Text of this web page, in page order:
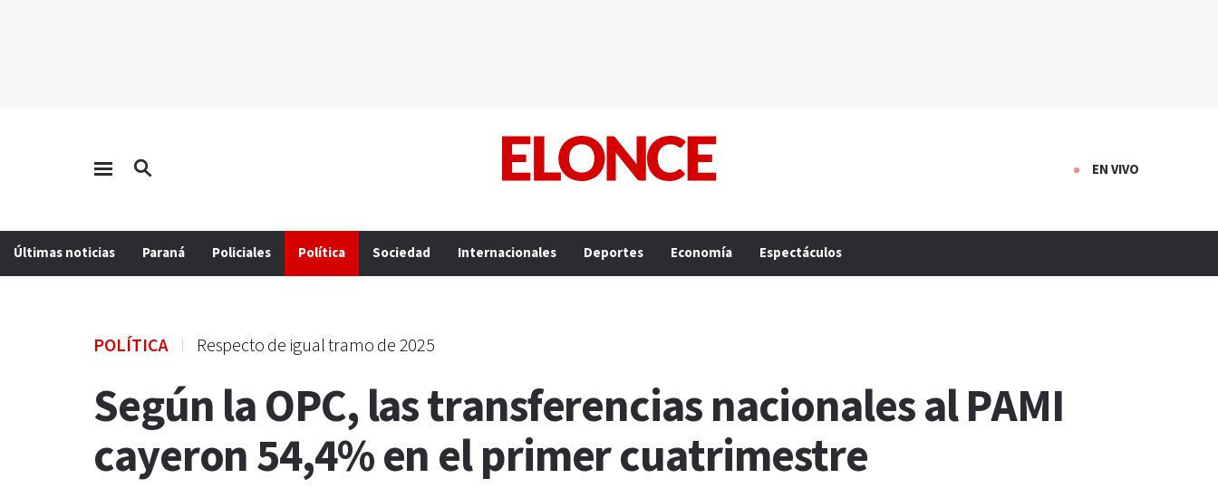
EN VIVO
Últimas noticias Paraná Policiales Política Sociedad Internacionales Deportes Economía Espectáculos
POLÍTICA Respecto de igual tramo de 2025
Según la OPC, las transferencias nacionales al PAMI
cayeron 54,4% en el primer cuatrimestre